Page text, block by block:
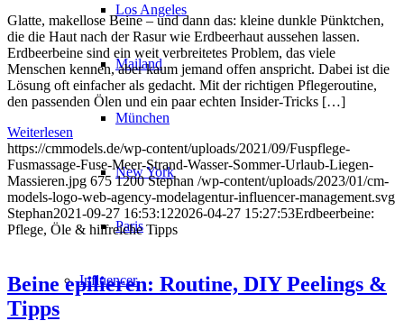
Los Angeles
Mailand
München
New York
Paris
Influencer
Glatte, makellose Beine – und dann das: kleine dunkle Pünktchen,
die die Haut nach der Rasur wie Erdbeerhaut aussehen lassen.
Erdbeerbeine sind ein weit verbreitetes Problem, das viele
Menschen kennen, aber kaum jemand offen anspricht. Dabei ist die
Lösung oft einfacher als gedacht. Mit der richtigen Pflegeroutine,
den passenden Ölen und ein paar echten Insider-Tricks […]
Weiterlesen
https://cmmodels.de/wp-content/uploads/2021/09/Fuspflege-
Fusmassage-Fuse-Meer-Strand-Wasser-Sommer-Urlaub-Liegen-
Massieren.jpg 675 1200 Stephan /wp-content/uploads/2023/01/cm-
models-logo-web-agency-modelagentur-influencer-management.svg
Stephan2021-09-27 16:53:122026-04-27 15:27:53Erdbeerbeine:
Pflege, Öle & hilfreiche Tipps
Beine epilieren: Routine, DIY Peelings &
Tipps